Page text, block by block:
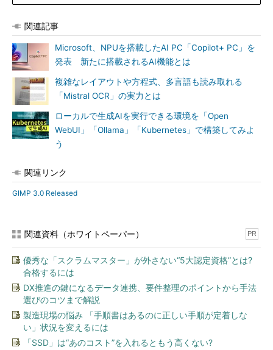
関連記事
Microsoft、NPUを搭載したAI PC「Copilot+ PC」を
発表 新たに搭載されるAI機能とは
複雑なレイアウトや方程式、多言語も読み取れる
「Mistral OCR」の実力とは
ローカルで生成AIを実行できる環境を「Open
WebUI」「Ollama」「Kubernetes」で構築してみよ
う
関連リンク
GIMP 3.0 Released
関連資料（ホワイトペーパー） PR
優秀な「スクラムマスター」が外さない“5大認定資格”とは?
合格するには
DX推進の鍵になるデータ連携、要件整理のポイントから手法
選びのコツまで解説
製造現場の悩み 「手順書はあるのに正しい手順が定着しな
い」状況を変えるには
「SSD」は“あのコスト”を入れるともう高くない?